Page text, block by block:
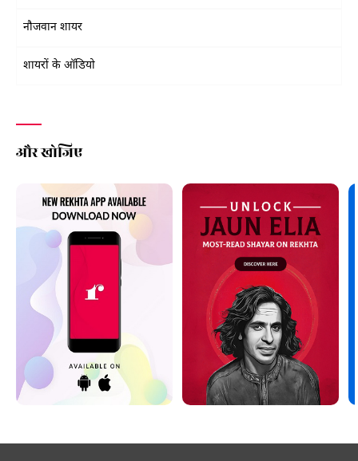
नौजवान शायर
शायरों के ऑडियो
और खोजिए